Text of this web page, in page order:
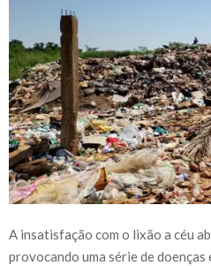
A insatisfação com o lixão a céu
provocando uma série de